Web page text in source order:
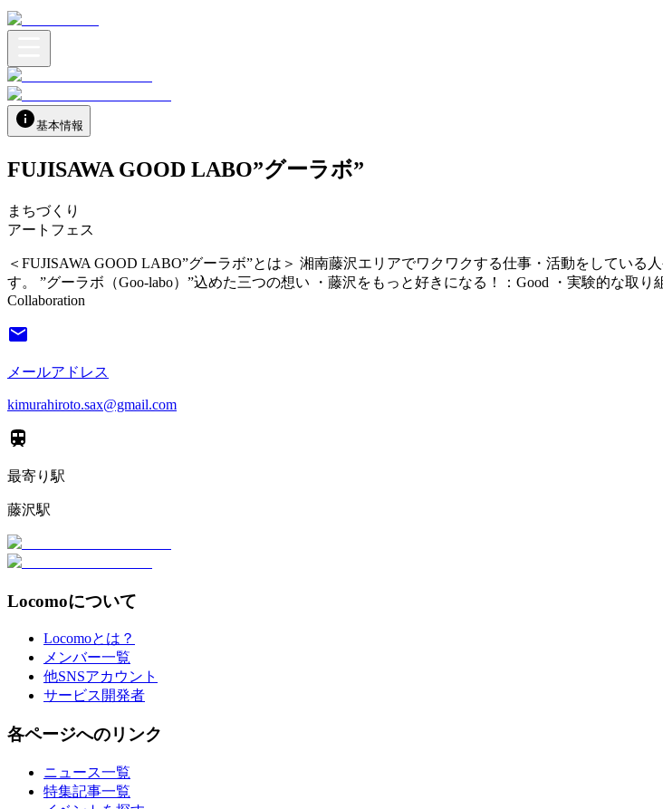
基本情報
FUJISAWA GOOD LABO”グーラボ”
まちづくり
アートフェス
＜FUJISAWA GOOD LABO”グーラボ”とは＞ 湘南藤沢エリアでワクワクする仕事・活動をしてい
す。 ”グーラボ（Goo-labo）”込めた三つの想い ・藤沢をもっと好きになる！：Good ・実験的な取
Collaboration
メールアドレス
kimurahiroto.sax@gmail.com
最寄り駅
藤沢駅
Locomoについて
Locomoとは？
メンバー一覧
他SNSアカウント
サービス開発者
各ページへのリンク
ニュース一覧
特集記事一覧